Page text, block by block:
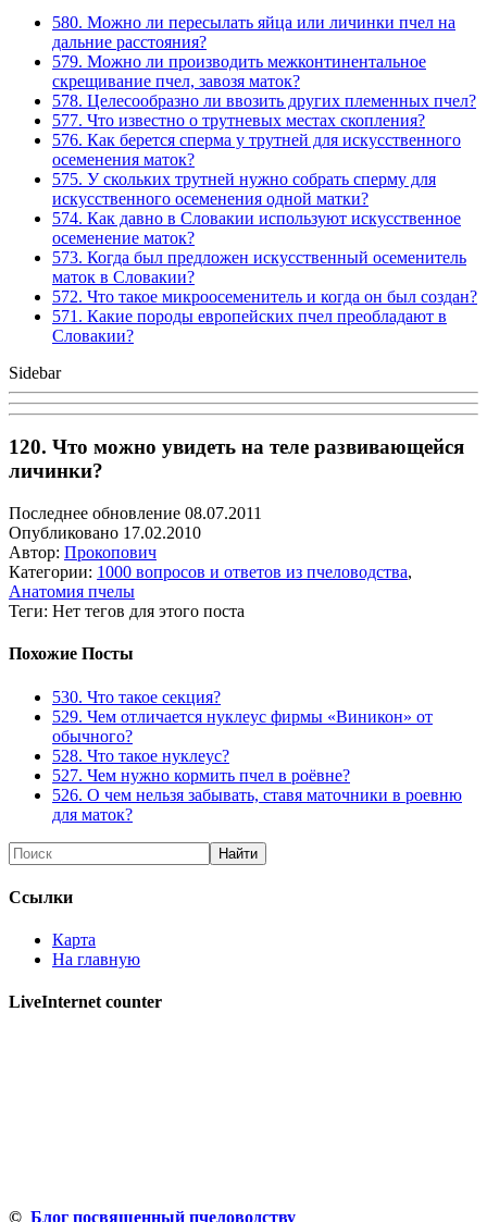
580. Можно ли пересылать яйца или личинки пчел на
дальние расстояния?
579. Можно ли производить межконтинентальное
скрещивание пчел, завозя маток?
578. Целесообразно ли ввозить других племенных пчел?
577. Что известно о трутневых местах скопления?
576. Как берется сперма у трутней для искусственного
осеменения маток?
575. У скольких трутней нужно собрать сперму для
искусственного осеменения одной матки?
574. Как давно в Словакии используют искусственное
осеменение маток?
573. Когда был предложен искусственный осеменитель
маток в Словакии?
572. Что такое микроосеменитель и когда он был создан?
571. Какие породы европейских пчел преобладают в
Словакии?
Sidebar
120. Что можно увидеть на теле развивающейся
личинки?
Последнее обновление 08.07.2011
Опубликовано 17.02.2010
Автор: Прокопович
Категории: 1000 вопросов и ответов из пчеловодства,
Анатомия пчелы
Теги: Нет тегов для этого поста
Похожие Посты
530. Что такое секция?
529. Чем отличается нуклеус фирмы «Виникон» от
обычного?
528. Что такое нуклеус?
527. Чем нужно кормить пчел в роёвне?
526. О чем нельзя забывать, ставя маточники в роевню
для маток?
Ссылки
Карта
На главную
LiveInternet counter
© Блог посвященный пчеловодству